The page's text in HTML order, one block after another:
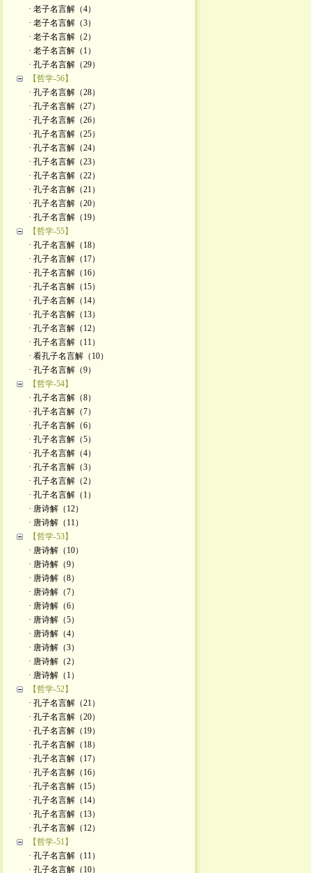
· 老子名言解（4）
· 老子名言解（3）
· 老子名言解（2）
· 老子名言解（1）
· 孔子名言解（29）
【哲学-56】
· 孔子名言解（28）
· 孔子名言解（27）
· 孔子名言解（26）
· 孔子名言解（25）
· 孔子名言解（24）
· 孔子名言解（23）
· 孔子名言解（22）
· 孔子名言解（21）
· 孔子名言解（20）
· 孔子名言解（19）
【哲学-55】
· 孔子名言解（18）
· 孔子名言解（17）
· 孔子名言解（16）
· 孔子名言解（15）
· 孔子名言解（14）
· 孔子名言解（13）
· 孔子名言解（12）
· 孔子名言解（11）
· 看孔子名言解（10）
· 孔子名言解（9）
【哲学-54】
· 孔子名言解（8）
· 孔子名言解（7）
· 孔子名言解（6）
· 孔子名言解（5）
· 孔子名言解（4）
· 孔子名言解（3）
· 孔子名言解（2）
· 孔子名言解（1）
· 唐诗解（12）
· 唐诗解（11）
【哲学-53】
· 唐诗解（10）
· 唐诗解（9）
· 唐诗解（8）
· 唐诗解（7）
· 唐诗解（6）
· 唐诗解（5）
· 唐诗解（4）
· 唐诗解（3）
· 唐诗解（2）
· 唐诗解（1）
【哲学-52】
· 孔子名言解（21）
· 孔子名言解（20）
· 孔子名言解（19）
· 孔子名言解（18）
· 孔子名言解（17）
· 孔子名言解（16）
· 孔子名言解（15）
· 孔子名言解（14）
· 孔子名言解（13）
· 孔子名言解（12）
【哲学-51】
· 孔子名言解（11）
· 孔子名言解（10）